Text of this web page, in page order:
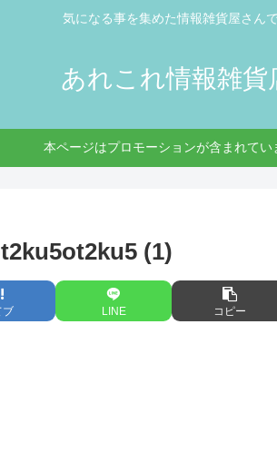
気になる事を集めた情報雑貨屋さん
あれこれ情報雑貨
本ページはプロモーションが含まれてい
(1)
ブ LINE コピー